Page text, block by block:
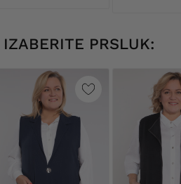
IZABERITE PRSLUK: